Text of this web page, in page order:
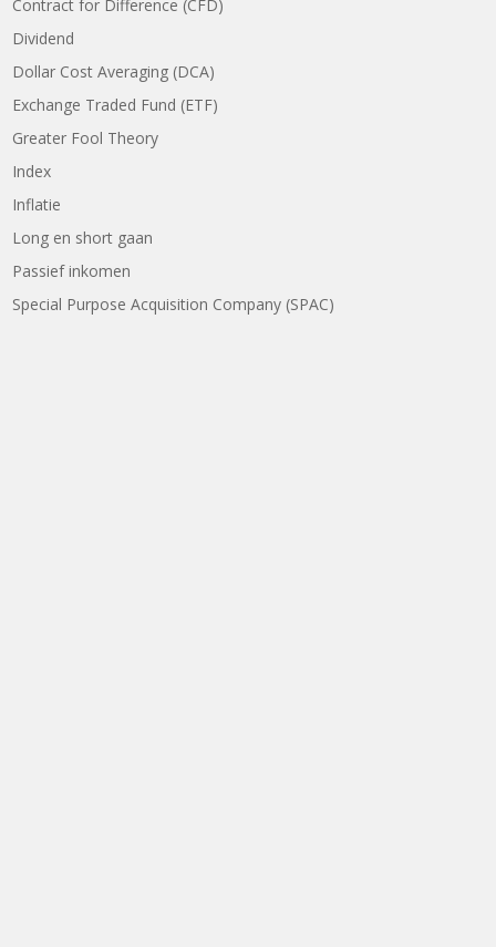
Contract for Difference (CFD)
Dividend
Dollar Cost Averaging (DCA)
Exchange Traded Fund (ETF)
Greater Fool Theory
Index
Inflatie
Long en short gaan
Passief inkomen
Special Purpose Acquisition Company (SPAC)